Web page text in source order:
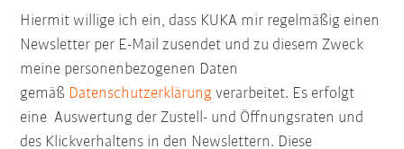
Hiermit willige ich ein, dass KUKA mir regelmäßig einen
Newsletter per E-Mail zusendet und zu diesem Zweck
meine personenbezogenen Daten
gemäß Datenschutzerklärung verarbeitet. Es erfolgt
eine Auswertung der Zustell- und Öffnungsraten und
des Klickverhaltens in den Newslettern. Diese